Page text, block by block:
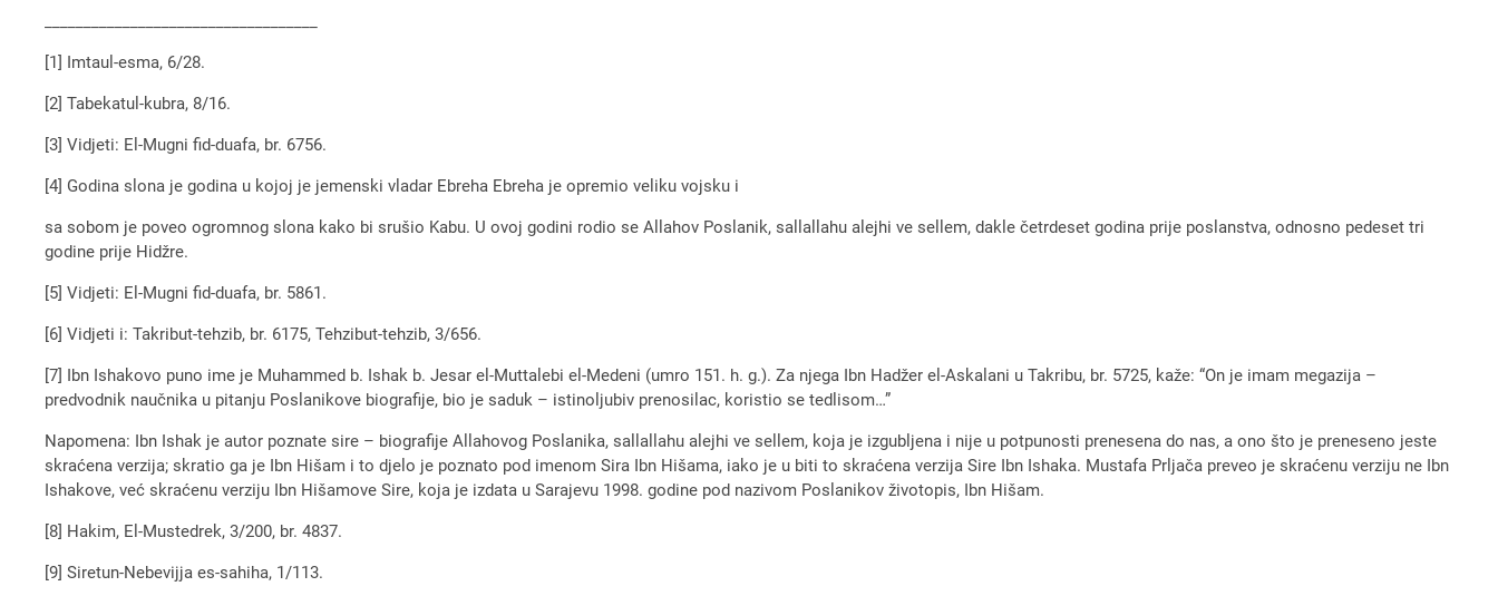
[1] Imtaul-esma, 6/28.
[2] Tabekatul-kubra, 8/16.
[3] Vidjeti: El-Mugni fid-duafa, br. 6756.
[4] Godina slona je godina u kojoj je jemenski vladar Ebreha Ebreha je opremio veliku vojsku i
sa sobom je poveo ogromnog slona kako bi srušio Kabu. U ovoj godini rodio se Allahov Poslanik, sallallahu alejhi ve sellem, dakle četrdeset godina prije poslanstva, odnosno pedeset tri
godine prije Hidžre.
[5] Vidjeti: El-Mugni fid-duafa, br. 5861.
[6] Vidjeti i: Takribut-tehzib, br. 6175, Tehzibut-tehzib, 3/656.
[7] Ibn Ishakovo puno ime je Muhammed b. Ishak b. Jesar el-Muttalebi el-Medeni (umro 151. h. g.). Za njega Ibn Hadžer el-Askalani u Takribu, br. 5725, kaže: “On je imam megazija –
predvodnik naučnika u pitanju Poslanikove biografije, bio je saduk – istinoljubiv prenosilac, koristio se tedlisom…”
Napomena: Ibn Ishak je autor poznate sire – biografije Allahovog Poslanika, sallallahu alejhi ve sellem, koja je izgubljena i nije u potpunosti prenesena do nas, a ono što je preneseno jeste
skraćena verzija; skratio ga je Ibn Hišam i to djelo je poznato pod imenom Sira Ibn Hišama, iako je u biti to skraćena verzija Sire Ibn Ishaka. Mustafa Prljača preveo je skraćenu verziju ne Ibn
Ishakove, već skraćenu verziju Ibn Hišamove Sire, koja je izdata u Sarajevu 1998. godine pod nazivom Poslanikov životopis, Ibn Hišam.
[8] Hakim, El-Mustedrek, 3/200, br. 4837.
[9] Siretun-Nebevijja es-sahiha, 1/113.